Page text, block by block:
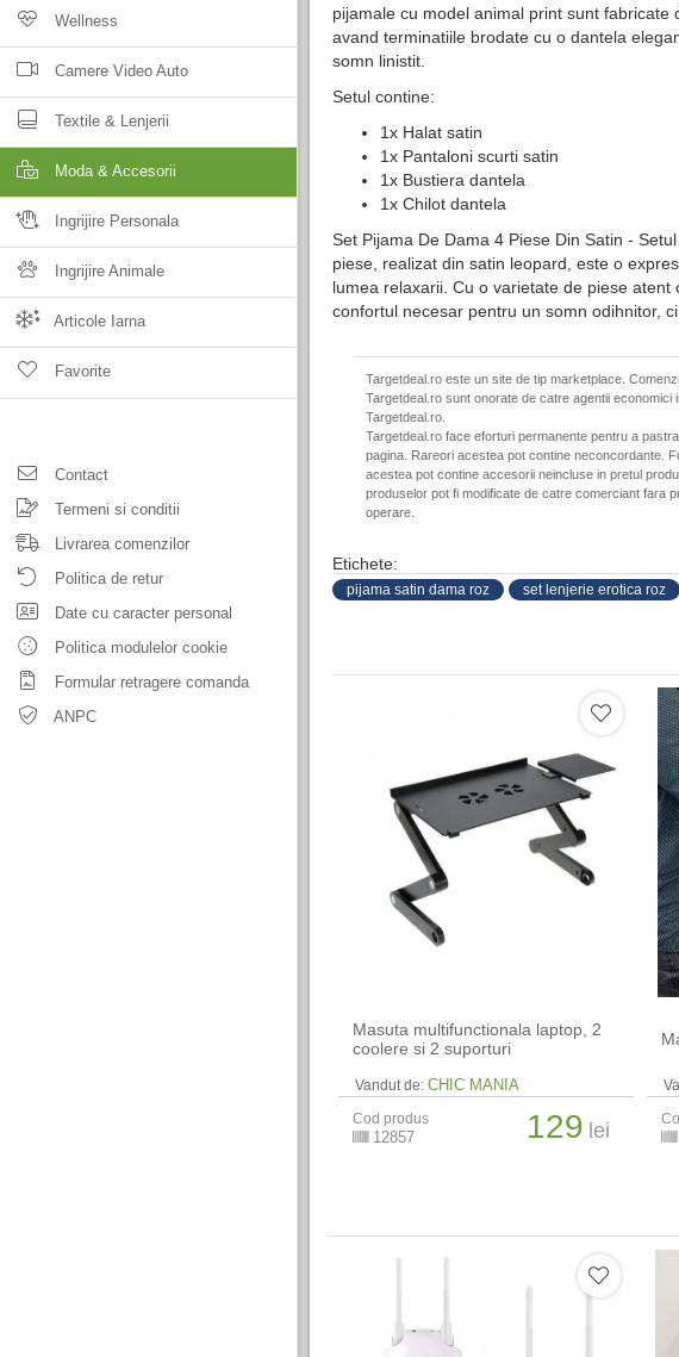
Wellness
Camere Video Auto
Textile & Lenjerii
Moda & Accesorii
Ingrijire Personala
Ingrijire Animale
Articole Iarna
Favorite
Contact
Termeni si conditii
Livrarea comenzilor
Politica de retur
Date cu caracter personal
Politica modulelor cookie
Formular retragere comanda
ANPC
pijamale cu model animal print sunt fabricate
avand terminatiile brodate cu o dantela
somn linistit.
Setul contine:
1x Halat satin
1x Pantaloni scurti satin
1x Bustiera dantela
1x Chilot dantela
Set Pijama De Dama 4 Piese Din Satin -
piese, realizat din satin leopard, este o
lumea relaxarii. Cu o varietate de piese
confortul necesar pentru un somn odihnitor,
Targetdeal.ro este un site de tip marketplace.
Targetdeal.ro sunt onorate de catre agentii economici
Targetdeal.ro.
Targetdeal.ro face eforturi permanente pentru a
pagina. Rareori acestea pot contine neconcordante.
acestea pot contine accesorii neincluse in pretul
produselor pot fi modificate de catre comerciant fara
operare.
Etichete:
pijama satin dama roz set lenjerie erotica roz
Masuta multifunctionala laptop, 2
coolere si 2 suporturi
Vandut de: CHIC MANIA
Cod produs
12857 129 lei